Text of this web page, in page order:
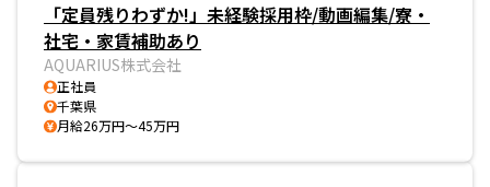
「定員残りわずか!」未経験採用枠/動画編集/寮・
社宅・家賃補助あり
AQUARIUS株式会社
正社員
千葉県
月給26万円～45万円